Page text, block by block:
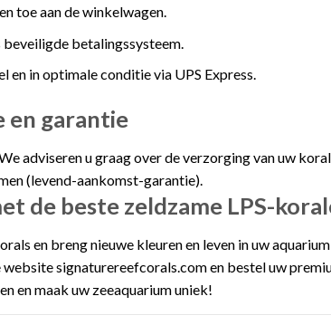
toe aan de winkelwagen.
betalingssysteem.
en in optimale conditie via UPS Express.
en garantie
adviseren u graag over de verzorging van uw
(levend-aankomst-garantie).
de beste zeldzame LPS-
en breng nieuwe kleuren en leven in uw
signaturereefcorals.com en bestel uw
en maak uw zeeaquarium uniek!